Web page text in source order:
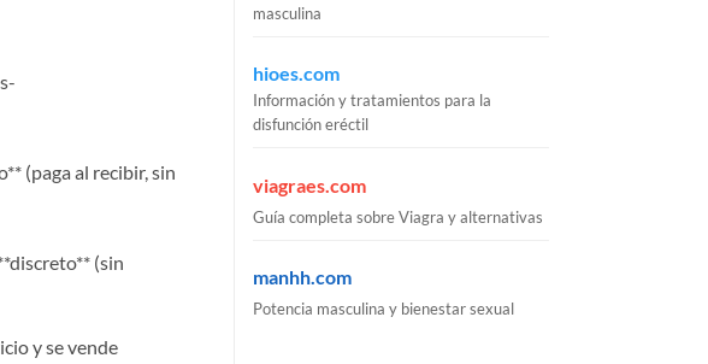
(paga al recibir, sin
(sin
y se vende
masculina
hioes.com
Información y tratamientos para la
disfunción eréctil
viagraes.com
Guía completa sobre Viagra y alternativas
manhh.com
Potencia masculina y bienestar sexual